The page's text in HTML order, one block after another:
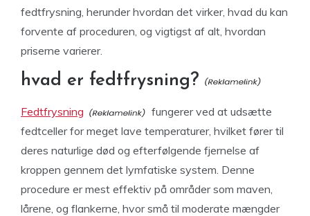
fedtfrysning, herunder hvordan det virker, hvad du kan
forvente af proceduren, og vigtigst af alt, hvordan
priserne varierer.
hvad er fedtfrysning?
Fedtfrysning
fungerer ved at udsætte
fedtceller for meget lave temperaturer, hvilket fører til
deres naturlige død og efterfølgende fjernelse af
kroppen gennem det lymfatiske system. Denne
procedure er mest effektiv på områder som maven,
lårene, og flankerne, hvor små til moderate mængder